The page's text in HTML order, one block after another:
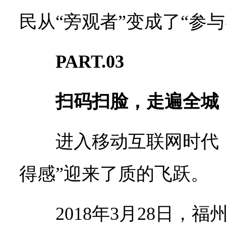
民从“旁观者”变成了“参
PART.03
扫码扫脸，走遍全城
进入移动互联网时代
得感”迎来了质的飞跃。
2018年3月28日，福